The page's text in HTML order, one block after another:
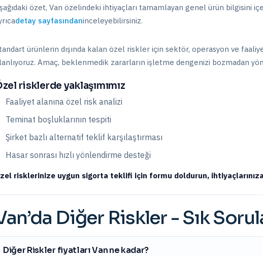
özet, Van özelindeki ihtiyaçları tamamlayan genel ürün bilgisini
detay sayfasındaninceleyebilirsiniz.
ürünlerin dışında kalan özel riskler için sektör, operasyon ve
Amaç, beklenmedik zararların işletme dengenizi bozmadan
risklerde yaklaşımımız
Faaliyet alanına özel risk analizi
Teminat boşluklarının tespiti
Şirket bazlı alternatif teklif karşılaştırması
Hasar sonrası hızlı yönlendirme desteği
risklerinize uygun sigorta teklifi için formu doldurun,
’da Diğer Riskler- Sık
Diğer Riskler fiyatları Van ne kadar?